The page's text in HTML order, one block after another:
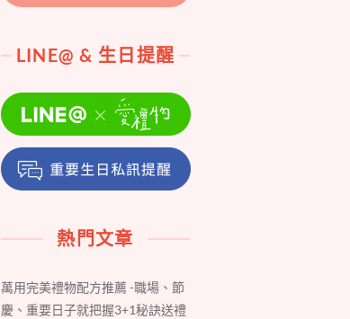
LINE@ & 生日提醒
熱門文章
萬用完美禮物配方推薦 -職場、節
慶、重要日子就把握3+1秘訣送禮